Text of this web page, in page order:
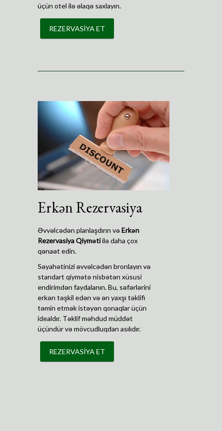
üçün otel ilə əlaqə saxlayın.
REZERVASİYA ET
Erkən Rezervasiya
Əvvəlcədən planlaşdırın vəErkən
Rezervasiya Qiymətiilə daha çox
qənaət edin.
Səyahətinizi əvvəlcədən bronlayın və
standart qiymətə nisbətən xüsusi
endirimdən faydalanın. Bu, səfərlərini
erkən təşkil edən və ən yaxşı təklifi
təmin etmək istəyən qonaqlar üçün
idealdır. Təklif məhdud müddət
üçündür və mövcudluqdan asılıdır.
REZERVASİYA ET